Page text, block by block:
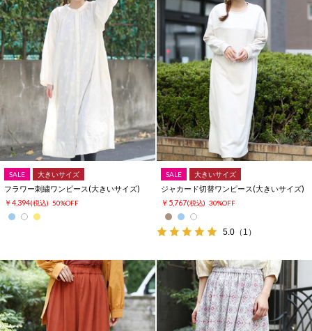
SALE 大きいサイズ
フラワー刺繍ワンピース(大きいサイズ)
￥4,394(税込) 50%OFF
SALE 大きいサイズ
ジャカード切替ワンピース(大きいサイズ)
￥5,767(税込) 30%OFF
5.0 （1）